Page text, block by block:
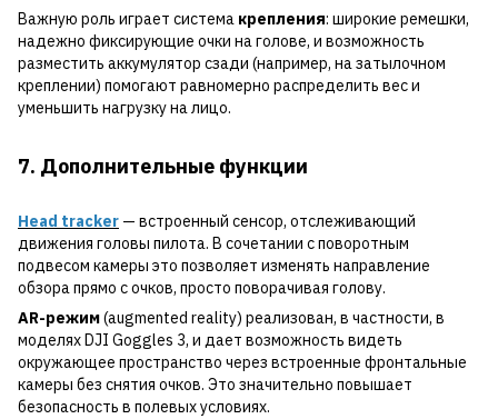
Важную роль играет система крепления: широкие ремешки,
надежно фиксирующие очки на голове, и возможность
разместить аккумулятор сзади (например, на затылочном
креплении) помогают равномерно распределить вес и
уменьшить нагрузку на лицо.
7. Дополнительные функции
Head tracker — встроенный сенсор, отслеживающий
движения головы пилота. В сочетании с поворотным
подвесом камеры это позволяет изменять направление
обзора прямо с очков, просто поворачивая голову.
AR-режим(augmented reality) реализован, в частности, в
моделях DJI Goggles 3, и дает возможность видеть
окружающее пространство через встроенные фронтальные
камеры без снятия очков. Это значительно повышает
безопасность в полевых условиях.